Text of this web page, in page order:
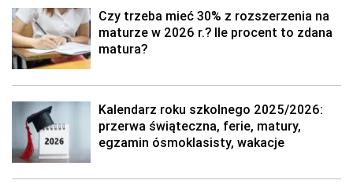
Czy trzeba mieć 30% z rozszerzenia na
maturze w 2026 r.? Ile procent to zdana
matura?
Kalendarz roku szkolnego 2025/2026:
przerwa świąteczna, ferie, matury,
egzamin ósmoklasisty, wakacje